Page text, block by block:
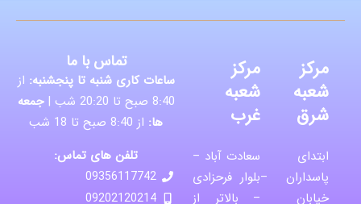
مرکز
شعبه
شرق
ابتدای
پاسداران –
خیابان
مرکز
شعبه
غرب
سعادت آباد –
بلوار فرحزادی
– بالاتر از
تماس با ما
ساعات کاری شنبه تا پنجشنبه: از
8:40 صبح تا 20:20 شب |
جمعه
ها: از 8:40 صبح تا 18 شب
تلفن های تماس:
09356117742
09202120214